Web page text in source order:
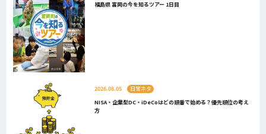
福島県 富岡の今を知るツアー 1日目
2026.08.05
日常ネタ
NISA・企業型DC・iDeCoはどの順番で始める？優先順位の考え
方